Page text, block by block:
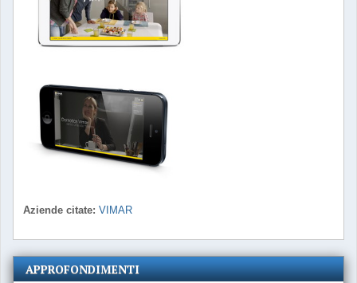
Aziende citate: VIMAR
APPROFONDIMENTI